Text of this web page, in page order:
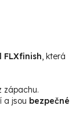
FLXfinish, která
zápachu.
a jsou bezpečné